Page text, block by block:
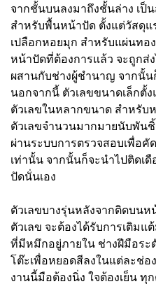
จากชั้นบนลงมาถึงชั้นล่าง เป็
สำหรับพื้นหน้าปัด ตั้งแต่วัสดุแ
เปลือกหอยมุก สำหรับแผ่นทอ
หน้าปัดที่ต้องการแล้ว จะถูกส่
ผสานกับช่างผู้ชำนาญ จากนั้
นอกจากนี้ ตัวเลขขนาดเล็กตั้
ตัวเลขในหลากขนาด สำหรับ
ตัวเลขจำนวนมากมายนับพัน
ผ่านระบบการตรวจสอบเพื่อ
เท่านั้น จากนั้นก็จะนำไปติดเ
ปัดนั่นเอง
ตัวเลขบางรุ่นหลังจากติดบน
ตัวเลข จะต้องได้รับการเติม
ที่มีหมึกอยู่ภายใน ช่างฝีมือระ
โต๊ะเพื่อหยอดสีลงในแต่ละช่อ
งานนี้มือต้องนิ่ง ใจต้องเย็น ทุ